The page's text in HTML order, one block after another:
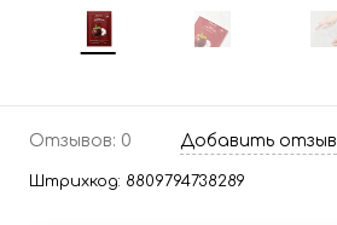
Отзывов: 0 Добавить отзыв
Штрихкод: 8809794738289